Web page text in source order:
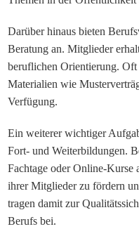
Darüber hinaus bieten
Beratung an. Mitglieder
beruflichen Orientierung. Oft
Materialien wie
Verfügung.
Ein weiterer wichtiger
Fort- und Weiterbildungen.
Fachtage oder Online-
ihrer Mitglieder zu fördern
tragen damit zur
Berufs bei.